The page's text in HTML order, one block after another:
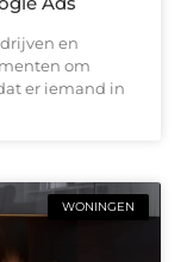
en
om
er iemand in
WONINGEN